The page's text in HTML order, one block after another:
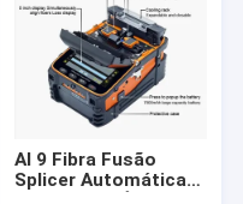
AI 9 Fibra Fusão
Splicer Automática